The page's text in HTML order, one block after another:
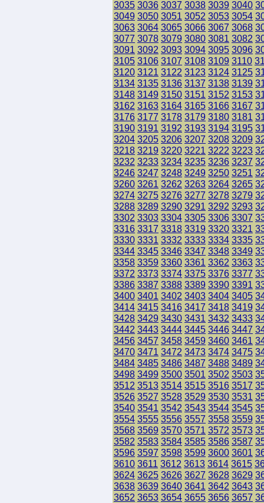
3035 3036 3037 3038 3039 3040
3049 3050 3051 3052 3053 3054
3063 3064 3065 3066 3067 3068
3077 3078 3079 3080 3081 3082
3091 3092 3093 3094 3095 3096
3105 3106 3107 3108 3109 3110
3120 3121 3122 3123 3124 3125
3134 3135 3136 3137 3138 3139
3148 3149 3150 3151 3152 3153
3162 3163 3164 3165 3166 3167
3176 3177 3178 3179 3180 3181
3190 3191 3192 3193 3194 3195
3204 3205 3206 3207 3208 3209
3218 3219 3220 3221 3222 3223
3232 3233 3234 3235 3236 3237
3246 3247 3248 3249 3250 3251
3260 3261 3262 3263 3264 3265
3274 3275 3276 3277 3278 3279
3288 3289 3290 3291 3292 3293
3302 3303 3304 3305 3306 3307
3316 3317 3318 3319 3320 3321
3330 3331 3332 3333 3334 3335
3344 3345 3346 3347 3348 3349
3358 3359 3360 3361 3362 3363
3372 3373 3374 3375 3376 3377
3386 3387 3388 3389 3390 3391
3400 3401 3402 3403 3404 3405
3414 3415 3416 3417 3418 3419
3428 3429 3430 3431 3432 3433
3442 3443 3444 3445 3446 3447
3456 3457 3458 3459 3460 3461
3470 3471 3472 3473 3474 3475
3484 3485 3486 3487 3488 3489
3498 3499 3500 3501 3502 3503
3512 3513 3514 3515 3516 3517
3526 3527 3528 3529 3530 3531
3540 3541 3542 3543 3544 3545
3554 3555 3556 3557 3558 3559
3568 3569 3570 3571 3572 3573
3582 3583 3584 3585 3586 3587
3596 3597 3598 3599 3600 3601
3610 3611 3612 3613 3614 3615
3624 3625 3626 3627 3628 3629
3638 3639 3640 3641 3642 3643
3652 3653 3654 3655 3656 3657